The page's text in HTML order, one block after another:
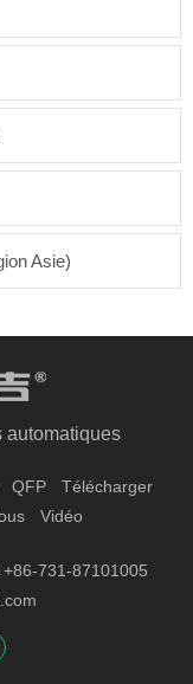
Asie)
automatiques
QFP
Télécharger
Vidéo
731-87101005